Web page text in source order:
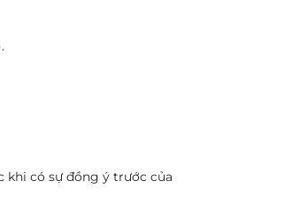
khi có sự đồng ý trước của